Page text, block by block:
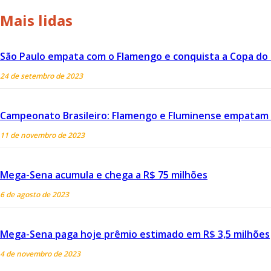
Mais lidas
São Paulo empata com o Flamengo e conquista a Copa do
24 de setembro de 2023
Campeonato Brasileiro: Flamengo e Fluminense empatam
11 de novembro de 2023
Mega-Sena acumula e chega a R$ 75 milhões
6 de agosto de 2023
Mega-Sena paga hoje prêmio estimado em R$ 3,5 milhões
4 de novembro de 2023